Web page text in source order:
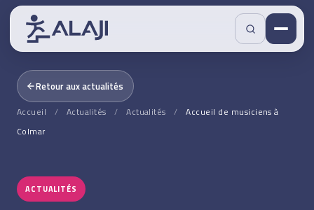
Retour aux actualités
Accueil / Actualités / Actualités /
Accueil de musiciens à
Colmar
ACTUALITÉS